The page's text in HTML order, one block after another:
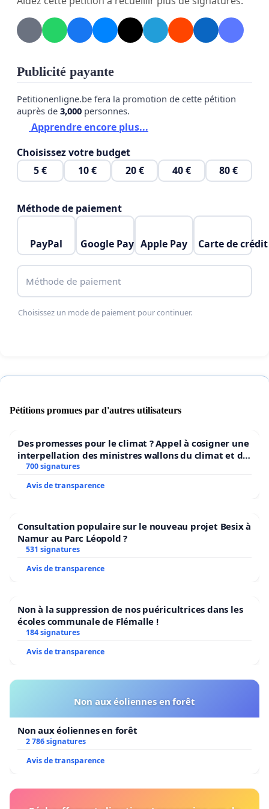
Publicité payante
Petitionenligne.be fera la promotion de cette pétition
auprès de 3,000 personnes.
Apprendre encore plus...
Choisissez votre budget
5 €
10 € 20 € 40 € 80 €
Méthode de paiement
PayPal Google Pay Apple Pay Carte de crédit
Méthode de paiement
Choisissez un mode de paiement pour continuer.
Pétitions promues par d'autres utilisateurs
Des promesses pour le climat ? Appel à cosigner une
interpellation des ministres wallons du climat et de
l’environnement.
700 signatures
Avis de transparence
Consultation populaire sur le nouveau projet Besix à
Namur au Parc Léopold ?
531 signatures
Avis de transparence
Non à la suppression de nos puéricultrices dans les
écoles communale de Flémalle !
184 signatures
Avis de transparence
Non aux éoliennes en forêt
Non aux éoliennes en forêt
2 786 signatures
Avis de transparence